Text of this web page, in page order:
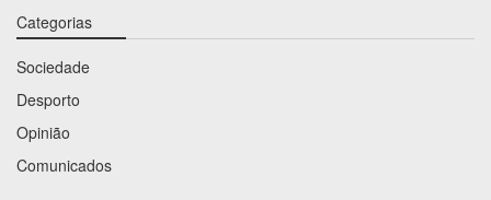
Categorias
Sociedade
Desporto
Opinião
Comunicados